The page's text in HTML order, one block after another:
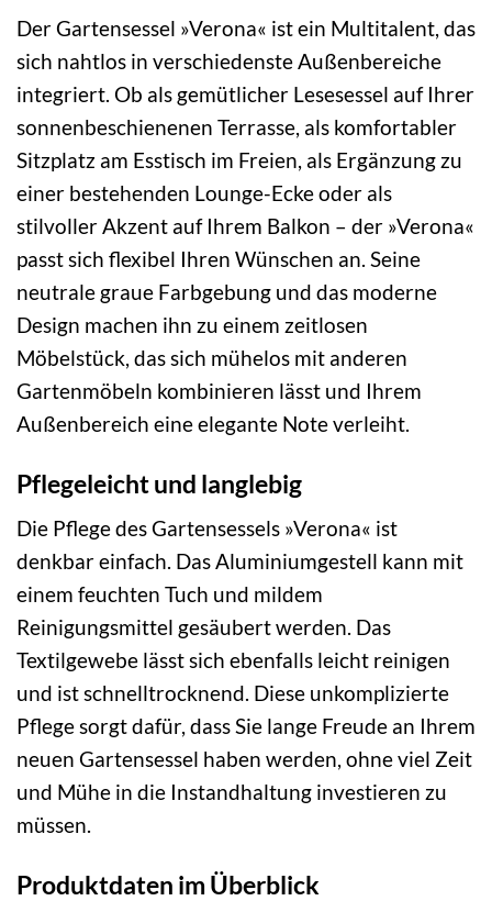
Der Gartensessel »Verona« ist ein Multitalent, das
sich nahtlos in verschiedenste Außenbereiche
integriert. Ob als gemütlicher Lesesessel auf Ihrer
sonnenbeschienenen Terrasse, als komfortabler
Sitzplatz am Esstisch im Freien, als Ergänzung zu
einer bestehenden Lounge-Ecke oder als
stilvoller Akzent auf Ihrem Balkon – der »Verona«
passt sich flexibel Ihren Wünschen an. Seine
neutrale graue Farbgebung und das moderne
Design machen ihn zu einem zeitlosen
Möbelstück, das sich mühelos mit anderen
Gartenmöbeln kombinieren lässt und Ihrem
Außenbereich eine elegante Note verleiht.
Pflegeleicht und langlebig
Die Pflege des Gartensessels »Verona« ist
denkbar einfach. Das Aluminiumgestell kann mit
einem feuchten Tuch und mildem
Reinigungsmittel gesäubert werden. Das
Textilgewebe lässt sich ebenfalls leicht reinigen
und ist schnelltrocknend. Diese unkomplizierte
Pflege sorgt dafür, dass Sie lange Freude an Ihrem
neuen Gartensessel haben werden, ohne viel Zeit
und Mühe in die Instandhaltung investieren zu
müssen.
Produktdaten im Überblick